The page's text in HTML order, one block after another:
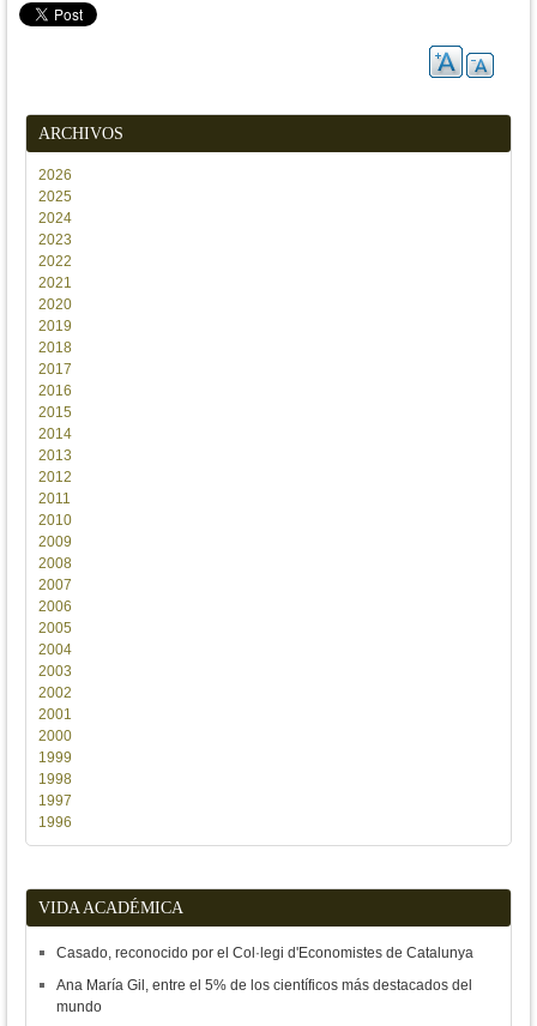
ARCHIVOS
2026
2025
2024
2023
2022
2021
2020
2019
2018
2017
2016
2015
2014
2013
2012
2011
2010
2009
2008
2007
2006
2005
2004
2003
2002
2001
2000
1999
1998
1997
1996
VIDA ACADÉMICA
Casado, reconocido por el Col·legi d'Economistes de Catalunya
Ana María Gil, entre el 5% de los científicos más destacados del
mundo